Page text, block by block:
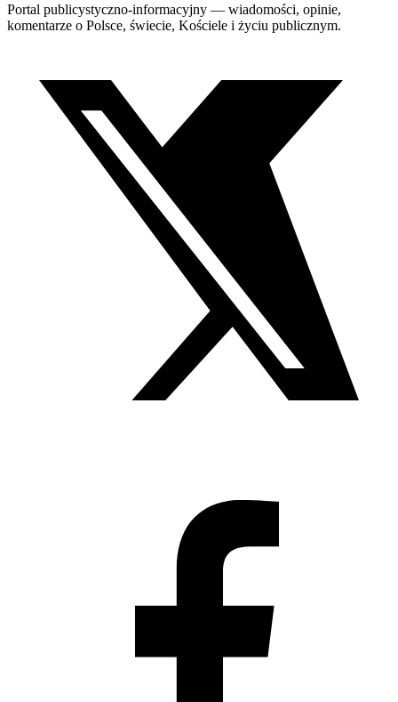
Portal publicystyczno-informacyjny — wiadomości, opinie,
komentarze o Polsce, świecie, Kościele i życiu publicznym.